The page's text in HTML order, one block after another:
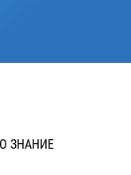
ЗНАНИЕ